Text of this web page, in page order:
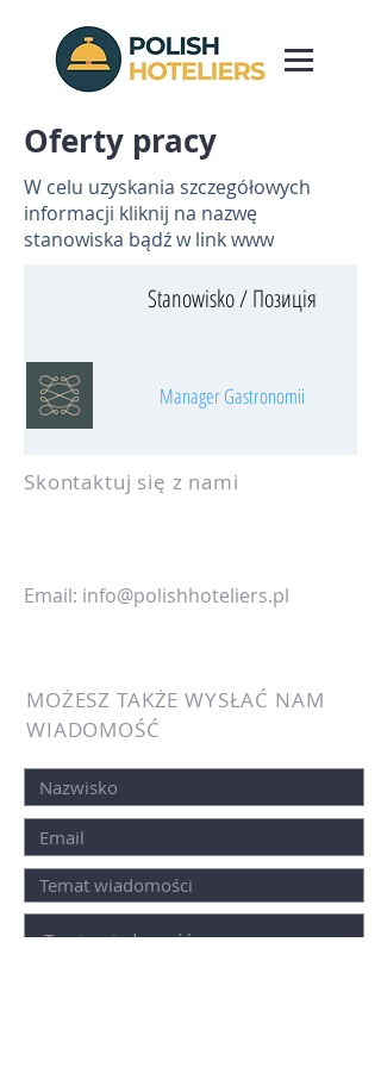
Oferty pracy
W celu uzyskania szczegółowych
informacji kliknij na nazwę
stanowiska bądź w link www
Stanowisko / Позиція
Manager Gastronomii
Skontaktuj się z nami
Email: info@polishhoteliers.pl
MOŻESZ TAKŻE WYSŁAĆ NAM
WIADOMOŚĆ